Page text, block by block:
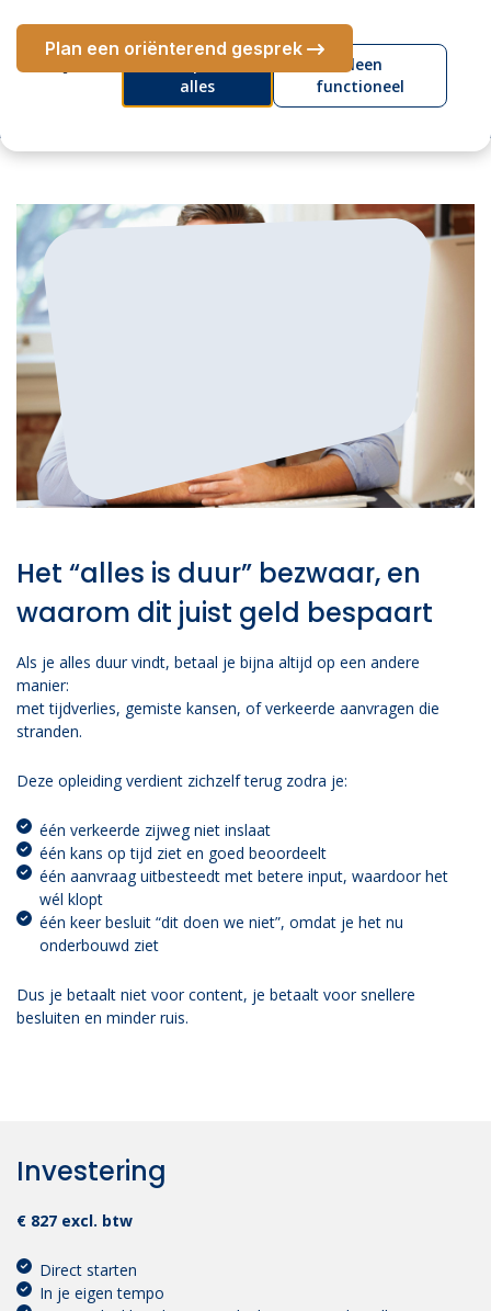
Plan een oriënterend gesprek
Het “alles is duur” bezwaar, en
waarom dit juist geld bespaart
Als je alles duur vindt, betaal je bijna altijd op een andere
manier:
met tijdverlies, gemiste kansen, of verkeerde aanvragen die
stranden.
Deze opleiding verdient zichzelf terug zodra je:
één verkeerde zijweg niet inslaat
één kans op tijd ziet en goed beoordeelt
één aanvraag uitbesteedt met betere input, waardoor het
wél klopt
één keer besluit “dit doen we niet”, omdat je het nu
onderbouwd ziet
Dus je betaalt niet voor content, je betaalt voor snellere
besluiten en minder ruis.
Investering
€ 827 excl. btw
Direct starten
In je eigen tempo
Alleen
functioneel
Accepteer
alles